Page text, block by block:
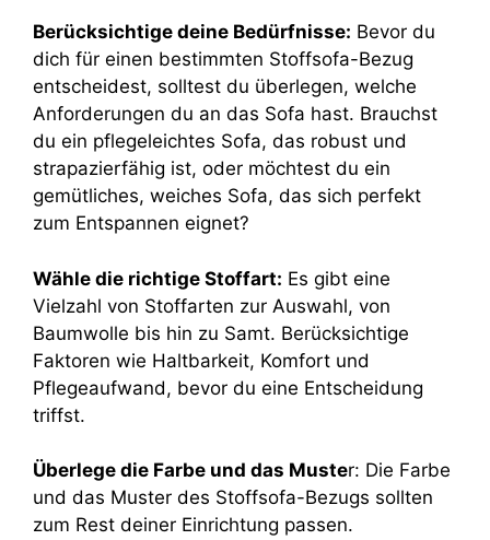
Berücksichtige deine Bedürfnisse: Bevor du
dich für einen bestimmten Stoffsofa-Bezug
entscheidest, solltest du überlegen, welche
Anforderungen du an das Sofa hast. Brauchst
du ein pflegeleichtes Sofa, das robust und
strapazierfähig ist, oder möchtest du ein
gemütliches, weiches Sofa, das sich perfekt
zum Entspannen eignet?
Wähle die richtige Stoffart: Es gibt eine
Vielzahl von Stoffarten zur Auswahl, von
Baumwolle bis hin zu Samt. Berücksichtige
Faktoren wie Haltbarkeit, Komfort und
Pflegeaufwand, bevor du eine Entscheidung
triffst.
Überlege die Farbe und das Muster: Die Farbe
und das Muster des Stoffsofa-Bezugs sollten
zum Rest deiner Einrichtung passen.